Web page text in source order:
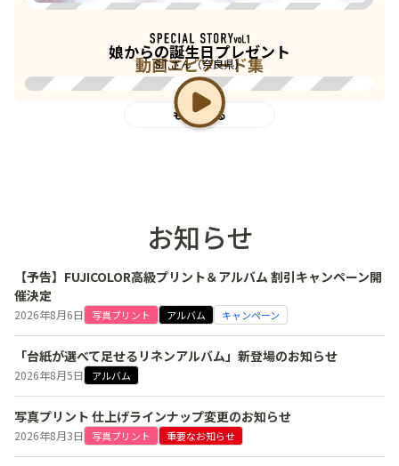
動画エピソード集
娘からの誕生日プレゼント
S.T.さん（奈良県）
もっと見る
お知らせ
【予告】FUJICOLOR高級プリント＆アルバム 割引キャンペーン開
催決定
2026年8月6日 写真プリント アルバム キャンペーン
「台紙が選べて足せるリネンアルバム」新登場のお知らせ
2026年8月5日 アルバム
写真プリント 仕上げラインナップ変更のお知らせ
2026年8月3日 写真プリント 重要なお知らせ